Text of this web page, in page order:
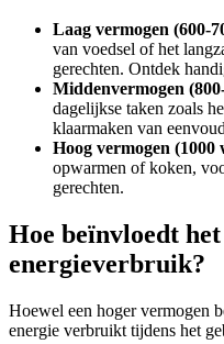
Laag vermogen (600-
van voedsel of het
gerechten. Ontdek
Middenvermogen
dagelijkse taken zoals
klaarmaken van
Hoog vermogen (1000
opwarmen of koken,
gerechten.
Hoe beïnvloedt
energieverbruik?
Hoewel een hoger vermogen
energie verbruikt tijdens het